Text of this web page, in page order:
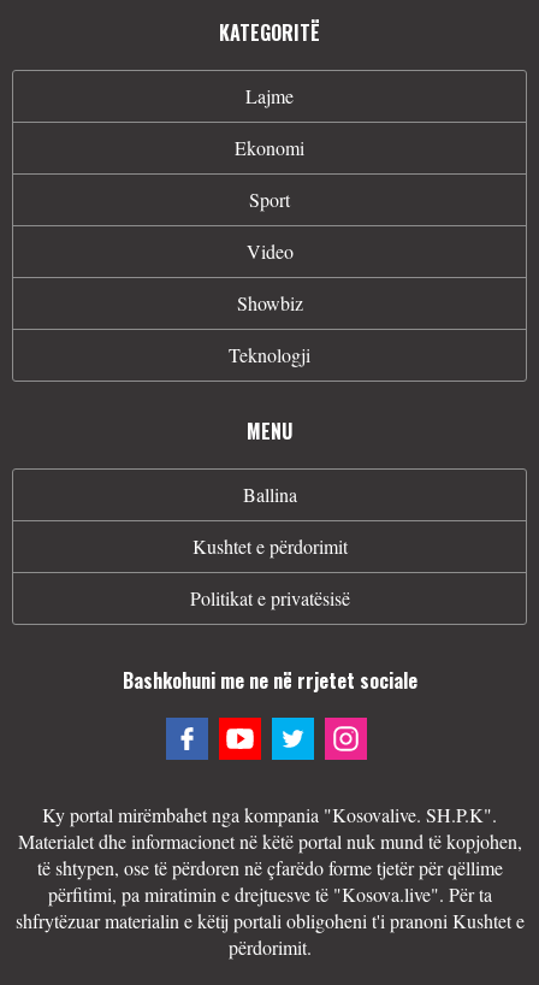
KATEGORITË
Lajme
Ekonomi
Sport
Video
Showbiz
Teknologji
MENU
Ballina
Kushtet e përdorimit
Politikat e privatësisë
Bashkohuni me ne në rrjetet sociale
Ky portal mirëmbahet nga kompania "Kosovalive. SH.P.K".
Materialet dhe informacionet në këtë portal nuk mund të kopjohen,
të shtypen, ose të përdoren në çfarëdo forme tjetër për qëllime
përfitimi, pa miratimin e drejtuesve të "Kosova.live". Për ta
shfrytëzuar materialin e këtij portali obligoheni t'i pranoni Kushtet e
përdorimit.